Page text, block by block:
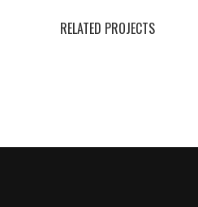
RELATED PROJECTS